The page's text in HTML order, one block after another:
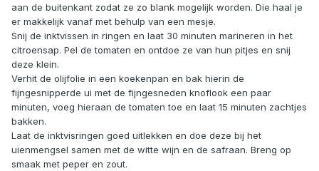
aan de buitenkant zodat ze zo blank mogelijk worden. Die haal je
er makkelijk vanaf met behulp van een mesje.
Snij de inktvissen in ringen en laat 30 minuten marineren in het
citroensap. Pel de tomaten en ontdoe ze van hun pitjes en snij
deze klein.
Verhit de olijfolie in een koekenpan en bak hierin de
fijngesnipperde ui met de fijngesneden knoflook een paar
minuten, voeg hieraan de tomaten toe en laat 15 minuten zachtjes
bakken.
Laat de inktvisringen goed uitlekken en doe deze bij het
uienmengsel samen met de witte wijn en de safraan. Breng op
smaak met peper en zout.